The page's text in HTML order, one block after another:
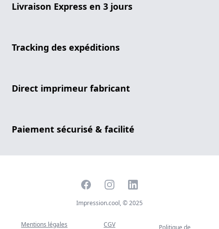
Livraison Express en 3 jours
Tracking des expéditions
Direct imprimeur fabricant
Paiement sécurisé & facilité
FacebookInstagramLinkedIn
Impression.cool, © 2025
Mentions légales CGV Politique de